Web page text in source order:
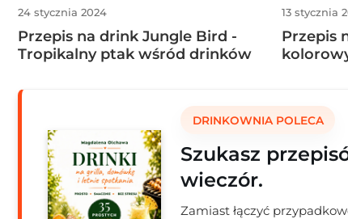
24 stycznia 2024
Przepis na drink Jungle Bird -
Tropikalny ptak wśród drinków
13 stycznia
Przepis
DRINKOWNIA POLECA
Szukasz
wieczór.
Zamiast łączyć